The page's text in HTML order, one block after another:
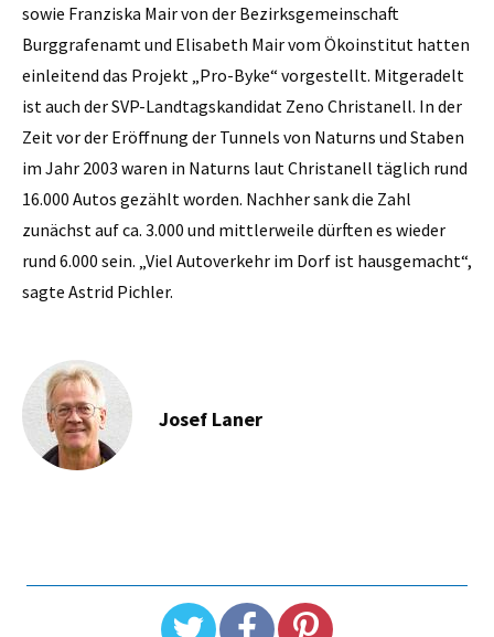
sowie Franziska Mair von der Bezirksgemeinschaft
Burggrafenamt und Elisabeth Mair vom Ökoinstitut hatten
einleitend das Projekt „Pro-Byke“ vorgestellt. Mitgeradelt
ist auch der SVP-Landtagskandidat Zeno Christanell. In der
Zeit vor der Eröffnung der Tunnels von Naturns und Staben
im Jahr 2003 waren in Naturns laut Christanell täglich rund
16.000 Autos gezählt worden. Nachher sank die Zahl
zunächst auf ca. 3.000 und mittlerweile dürften es wieder
rund 6.000 sein. „Viel Autoverkehr im Dorf ist hausgemacht“,
sagte Astrid Pichler.
Josef Laner